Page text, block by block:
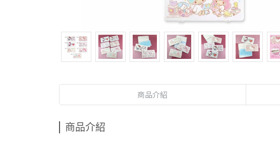
商品介紹
商品介紹